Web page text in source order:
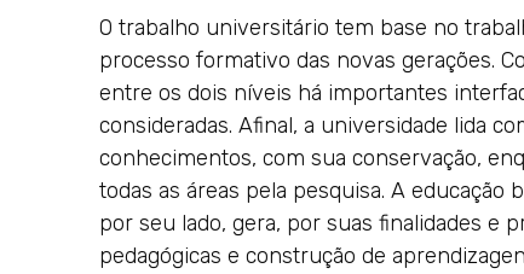
O trabalho universitário tem base no
processo formativo das novas gerações.
entre os dois níveis há importantes
consideradas. Afinal, a universidade lida
conhecimentos, com sua conservação,
todas as áreas pela pesquisa. A
por seu lado, gera, por suas finalidades e
pedagógicas e construção de